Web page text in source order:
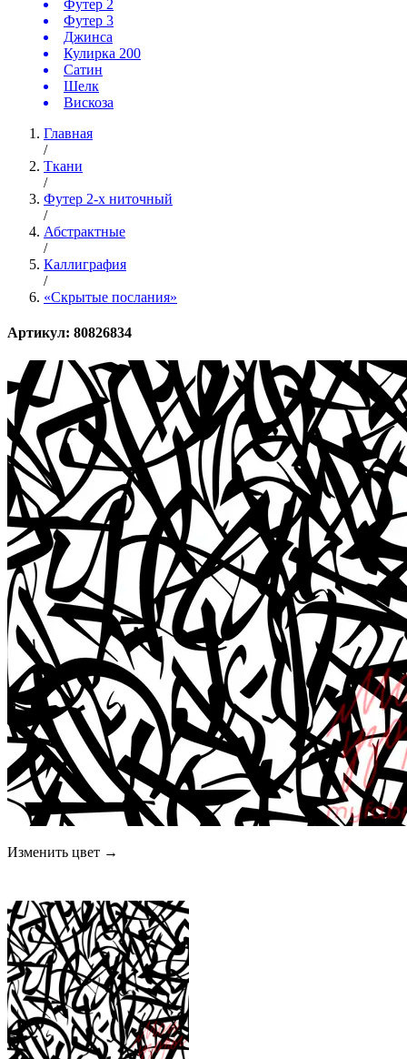
Футер 2
Футер 3
Джинса
Кулирка 200
Сатин
Шелк
Вискоза
Главная
/
Ткани
/
Футер 2-х ниточный
/
Абстрактные
/
Каллиграфия
/
«Скрытые послания»
Артикул: 80826834
Изменить цвет →